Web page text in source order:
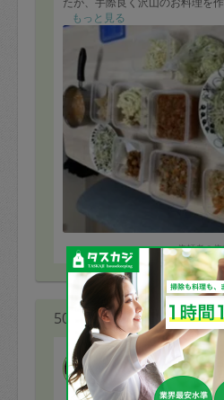
も、有り難かったです！
忙しい日々に、野菜が沢山のお
す。。。
(家族にはフライが好評でした！)
また、是非お願いできたらと思
もっと見る
※依頼者の
50代 女性より
くりんご